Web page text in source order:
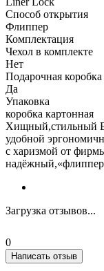
Способ открытия
Флиппер
Комплектация
Чехол в комплекте
Нет
Подарочная коробка
Да
Упаковка
коробка картонная
Хищный,стильный
удобной
с харизмой от
Загрузка отзывов...
0
Написать отзыв